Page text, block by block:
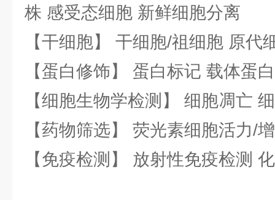
株 感受态细胞 新鲜细胞分离
【干细胞】 干细胞/祖细胞 原代
【蛋白修饰】 蛋白标记 载体蛋
【细胞生物学检测】 细胞凋亡
【药物筛选】 荧光素细胞活力/
【免疫检测】 放射性免疫检测